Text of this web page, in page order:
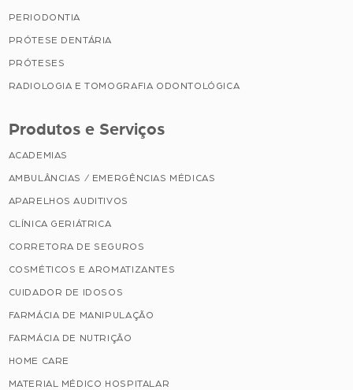
PERIODONTIA
PRÓTESE DENTÁRIA
PRÓTESES
RADIOLOGIA E TOMOGRAFIA ODONTOLÓGICA
Produtos e Serviços
ACADEMIAS
AMBULÂNCIAS / EMERGÊNCIAS MÉDICAS
APARELHOS AUDITIVOS
CLÍNICA GERIÁTRICA
CORRETORA DE SEGUROS
COSMÉTICOS E AROMATIZANTES
CUIDADOR DE IDOSOS
FARMÁCIA DE MANIPULAÇÃO
FARMÁCIA DE NUTRIÇÃO
HOME CARE
MATERIAL MÉDICO HOSPITALAR